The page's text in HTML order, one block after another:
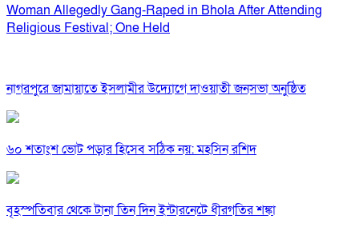
Woman Allegedly Gang-Raped in Bhola After Attending
Religious Festival; One Held
নাগরপুরে জামায়াতে ইসলামীর উদ্যোগে দাওয়াতী জনসভা অনুষ্ঠিত
৬০ শতাংশ ভোট পড়ার হিসেব সঠিক নয়: মহসিন রশিদ
বৃহস্পতিবার থেকে টানা তিন দিন ইন্টারনেটে ধীরগতির শঙ্কা